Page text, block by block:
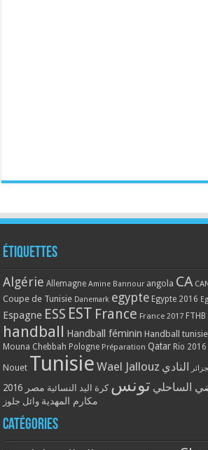
Étiquettes
Algérie Allemagne Amine Bannour angola CA
Coupe de Tunisie Danemark egypte Egypte 2016
Espagne ESS EST France France 2017 FTHB
handball Handball féminin Handball tunisie
Mouna Chebbah Pologne Préparation Qatar Rio 2016
Nouet Tunisie Wael Jallouz النادي
الساحلي تونس كرة اليد النسائية مصر 2016
مكارم المهدية وائل جلوز
Catégories